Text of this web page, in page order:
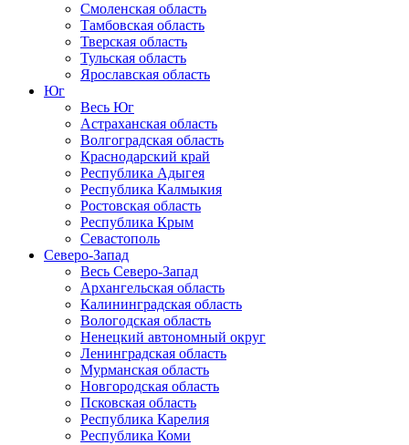
Смоленская область
Тамбовская область
Тверская область
Тульская область
Ярославская область
Юг
Весь Юг
Астраханская область
Волгоградская область
Краснодарский край
Республика Адыгея
Республика Калмыкия
Ростовская область
Республика Крым
Севастополь
Северо-Запад
Весь Северо-Запад
Архангельская область
Калининградская область
Вологодская область
Ненецкий автономный округ
Ленинградская область
Мурманская область
Новгородская область
Псковская область
Республика Карелия
Республика Коми